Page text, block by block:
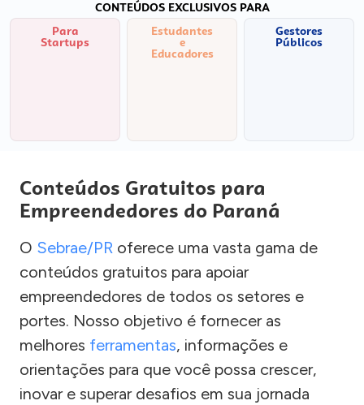
CONTEÚDOS EXCLUSIVOS PARA
Para
Startups
Estudantes
e
Educadores
Gestores
Públicos
Conteúdos Gratuitos para
Empreendedores do Paraná
O Sebrae/PR oferece uma vasta gama de
conteúdos gratuitos para apoiar
empreendedores de todos os setores e
portes. Nosso objetivo é fornecer as
melhores ferramentas, informações e
orientações para que você possa crescer,
inovar e superar desafios em sua jornada